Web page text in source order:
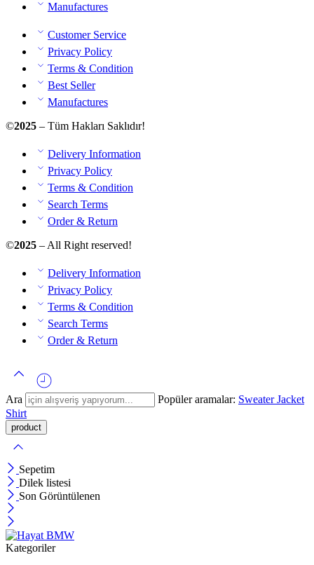
Manufactures
Customer Service
Privacy Policy
Terms & Condition
Best Seller
Manufactures
©2025 – Tüm Hakları Saklıdır!
Delivery Information
Privacy Policy
Terms & Condition
Search Terms
Order & Return
©2025 – All Right reserved!
Delivery Information
Privacy Policy
Terms & Condition
Search Terms
Order & Return
Ara Popüler aramalar: SweaterJacket
Shirt
Sepetim
Dilek listesi
Son Görüntülenen
Kategoriler